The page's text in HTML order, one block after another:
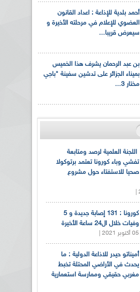
أحمد بلدية للإذاعة : اعداد القانون
العضوي للإعلام في مرحلته الأخيرة و
سيعرض قريبا...
بن عبد الرحمان يشرف هذا الخميس
بميناء الجزائر على تدشين سفينة "باجي
مختار 3...
اللجنة العلمية لرصد ومتابعة
تفشي وباء كورونا تعتمد برتوكولا
صحيا للاستفتاء حول مشروع
كورونا : 131 إصابة جديدة و 5
وفيات خلال ال24 ساعة الأخيرة
05 أكتوبر 2021 |
أميناتو حيدر للاذاعة الدولية : ما
يحدث في الأراضي المحتلة تخبط
مغربي حقيقي وممارسة استعمارية